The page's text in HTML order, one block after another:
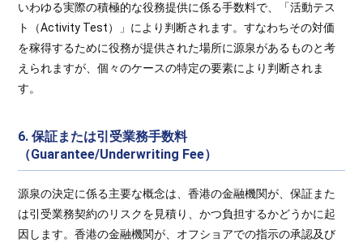
いわゆる実際の積極的な役務提供に係る手数料で、「活動テス
ト（Activity Test）」により判断されます。すなわちその対価
を稼得するために役務が提供された場所に源泉があるものと考
えられますが、個々のケースの特定の要素により判断されま
す。
6. 保証または引受業務手数料
（Guarantee/Underwriting Fee）
源泉の決定に係る主要な概念は、香港の金融機関が、保証また
は引受業務契約のリスクを見積り、かつ負担するかどうかに起
因します。香港の金融機関が、オフショアでの指示の承認及び